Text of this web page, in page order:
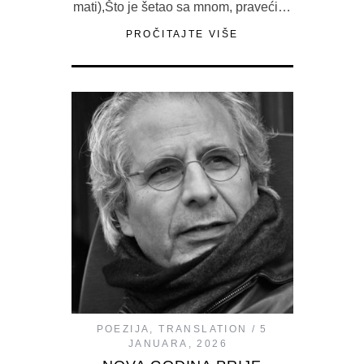
mati),Što je šetao sa mnom, praveći…
PROČITAJTE VIŠE
POEZIJA ,TRANSLATION
5
JANUARA, 2026